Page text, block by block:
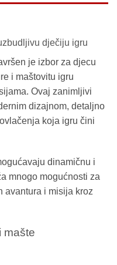
dječiju igru
je izbor za djecu
i maštovitu igru
Ovaj zanimljivi
dizajnom, detaljno
koja igru čini
dinamičnu i
mnogo mogućnosti za
avantura i misija kroz
mašte